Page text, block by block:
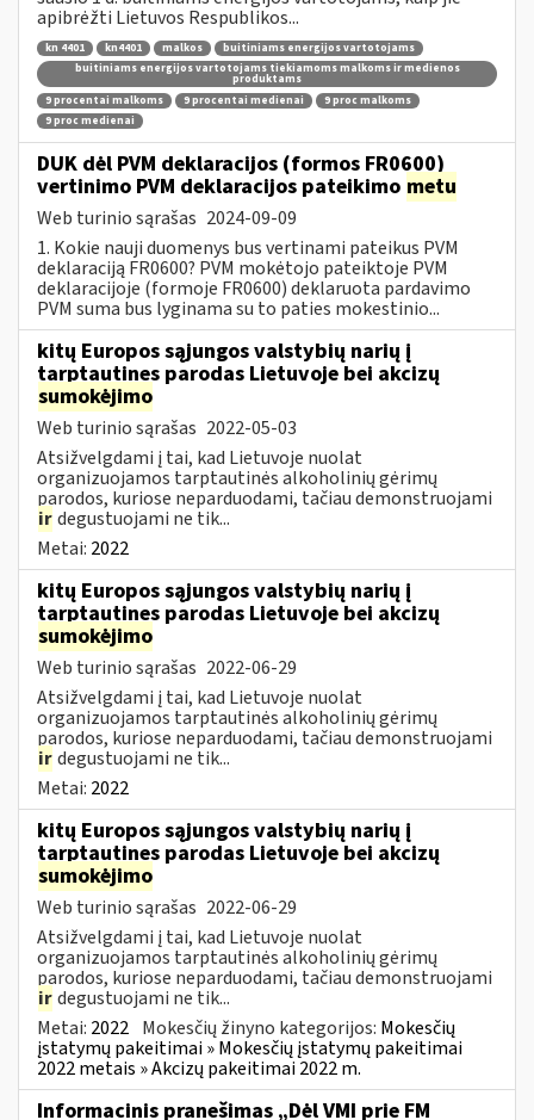
apibrėžti Lietuvos Respublikos...
kn 4401 kn4401 malkos
buitiniams energijos vartotojams
buitiniams energijos vartotojams tiekiamoms malkoms ir medienos
produktams
9 procentai malkoms
9 procentai medienai
9 proc malkoms
9 proc medienai
DUK dėl PVM deklaracijos (formos FR0600)
vertinimo PVM deklaracijos pateikimo metu
Web turinio sąrašas 2024-09-09
1. Kokie nauji duomenys bus vertinami pateikus PVM
deklaraciją FR0600? PVM mokėtojo pateiktoje PVM
deklaracijoje (formoje FR0600) deklaruota pardavimo
PVM suma bus lyginama su to paties mokestinio...
kitų Europos sąjungos valstybių narių į
tarptautines parodas Lietuvoje bei akcizų
sumokėjimo
Web turinio sąrašas 2022-05-03
Atsižvelgdami į tai, kad Lietuvoje nuolat
organizuojamos tarptautinės alkoholinių gėrimų
parodos, kuriose neparduodami, tačiau demonstruojami
irdegustuojami ne tik...
Metai: 2022
kitų Europos sąjungos valstybių narių į
tarptautines parodas Lietuvoje bei akcizų
sumokėjimo
Web turinio sąrašas 2022-06-29
Atsižvelgdami į tai, kad Lietuvoje nuolat
organizuojamos tarptautinės alkoholinių gėrimų
parodos, kuriose neparduodami, tačiau demonstruojami
irdegustuojami ne tik...
Metai: 2022
kitų Europos sąjungos valstybių narių į
tarptautines parodas Lietuvoje bei akcizų
sumokėjimo
Web turinio sąrašas 2022-06-29
Atsižvelgdami į tai, kad Lietuvoje nuolat
organizuojamos tarptautinės alkoholinių gėrimų
parodos, kuriose neparduodami, tačiau demonstruojami
irdegustuojami ne tik...
Metai: 2022 Mokesčių žinyno kategorijos: Mokesčių
įstatymų pakeitimai » Mokesčių įstatymų pakeitimai
2022 metais » Akcizų pakeitimai 2022 m.
Informacinis pranešimas „Dėl VMI prie FM